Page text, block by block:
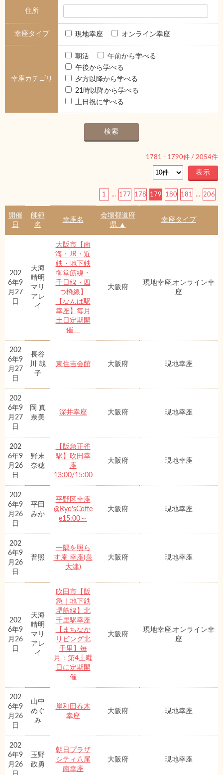
住所
幸座タイプ 現地幸座 オンライン幸座
幸座カテゴリ
朝活
午前から学べる
午後から学べる
夕方以降から学べる
21時以降から学べる
土日祝に学べる
1781 - 1790件 / 2054件
1 ... 177 178 179 180 181 ... 206
開催
日
師範
名
幸座名
会場都道府
県 ▲
幸座タイプ
202
6年9
月27
日
天海
晴明
マリ
アレ
イ
大阪市【南
海・JR・近
鉄・地下鉄
御堂筋線・
千日線・四
つ橋線】
【なんば駅
幸座】毎月
土日定期開
催
大阪府
現地幸座,オンライン幸
座
202
6年9
月27
日
長谷
川 哉
子
東住吉会館 大阪府 現地幸座
202
6年9
月27
日
岡 真
奈美
深井幸座 大阪府 現地幸座
202
6年9
月26
日
野末
奈穂
【阪急正雀
駅】吹田幸
座
13:00/15:00
大阪府 現地幸座
202
6年9
月26
日
平田
みか
平野区幸座
@Ryo’sCoffe
e15:00～
大阪府 現地幸座
202
6年9
月26
日
普照
一隅を照ら
す庵 幸座(泉
大津)
大阪府 現地幸座
202
6年9
月26
日
天海
晴明
マリ
アレ
イ
吹田市【阪
急｜地下鉄
堺筋線】北
千里駅幸座
【まちなか
リビング北
千里】毎
月：第4土曜
日に定期開
催
大阪府
現地幸座,オンライン幸
座
202
6年9
月26
日
山中
めぐ
み
岸和田春木
幸座
大阪府 現地幸座
202
6年9
月26
玉野
政勇
朝日プラザ
シティ八尾
南幸座
大阪府 現地幸座